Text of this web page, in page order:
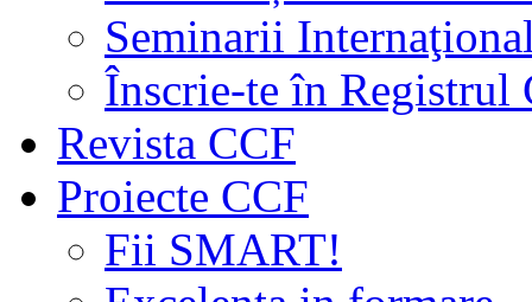
Seminarii
Înscrie-te în Registrul
Revista CCF
Proiecte CCF
Fii SMART!